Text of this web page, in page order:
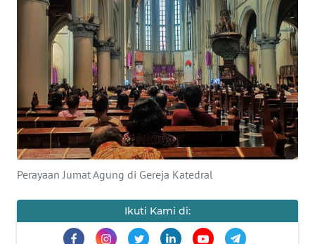
Perayaan Jumat Agung di Gereja Katedral
Ikuti Kami di:
SAINS-TEKNO
KESEHATAN
INTERNASIONAL
SERBA-SERBI
PENDIDIKAN